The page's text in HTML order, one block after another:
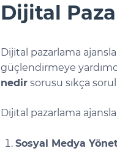
Dijital
Dijital pazarlama
güçlendirmeye
nedir sorusu sıkça
Dijital pazarlama
Sosyal Medya